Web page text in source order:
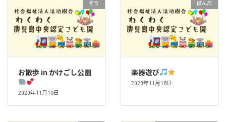
ぞう
お散歩 in かけごし公園
2020年11月19日
ぱんだ
楽器遊び
2020年11月16日